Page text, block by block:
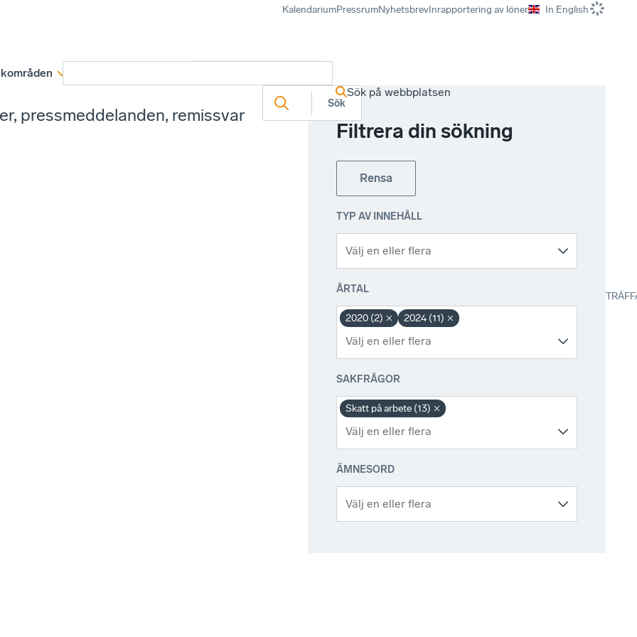
KalendariumPressrumNyhetsbrevInrapportering av löner In English
Sök på webbplatsen
pressmeddelanden, remissvar
Filtrera din sökning
Rensa
TYP AV INNEHÅLL
ÅRTAL
2020 (2) 2024 (11)
SAKFRÅGOR
Skatt på arbete (13)
ÄMNESORD
Sök